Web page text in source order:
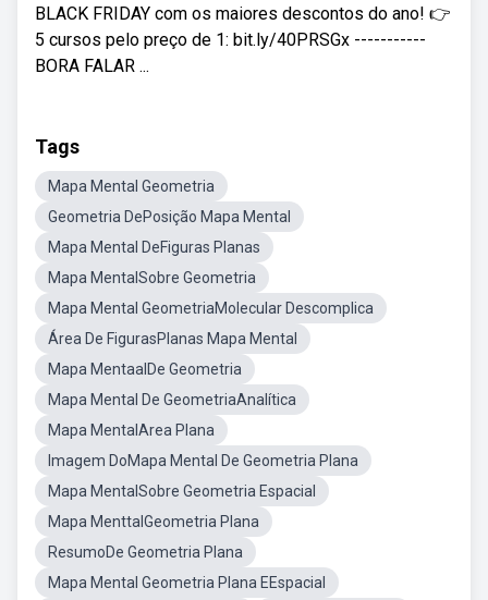
BLACK FRIDAY com os maiores descontos do ano! 👉
5 cursos pelo preço de 1: bit.ly/40PRSGx -----------
BORA FALAR ...
Tags
Mapa Mental Geometria
Geometria DePosição Mapa Mental
Mapa Mental DeFiguras Planas
Mapa MentalSobre Geometria
Mapa Mental GeometriaMolecular Descomplica
Área De FigurasPlanas Mapa Mental
Mapa MentaalDe Geometria
Mapa Mental De GeometriaAnalítica
Mapa MentalArea Plana
Imagem DoMapa Mental De Geometria Plana
Mapa MentalSobre Geometria Espacial
Mapa MenttalGeometria Plana
ResumoDe Geometria Plana
Mapa Mental Geometria Plana EEspacial